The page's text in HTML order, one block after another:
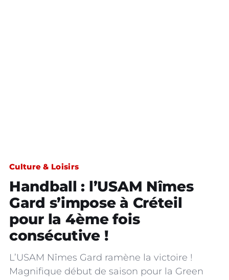
Culture & Loisirs
Handball : l’USAM Nîmes
Gard s’impose à Créteil
pour la 4ème fois
consécutive !
L’USAM Nîmes Gard ramène la victoire !
Magnifique début de saison pour la Green